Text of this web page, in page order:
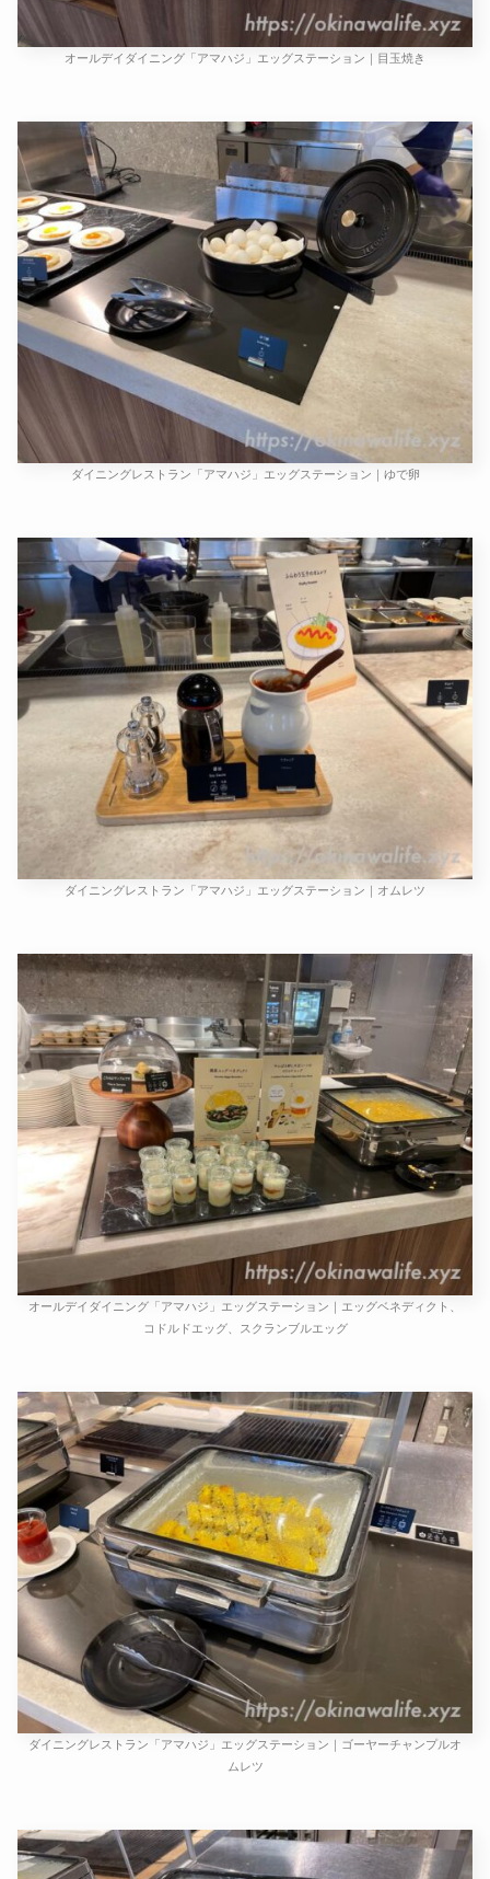
オールデイダイニング「アマハジ」エッグステーション｜目玉焼き
ダイニングレストラン「アマハジ」エッグステーション｜ゆで卵
ダイニングレストラン「アマハジ」エッグステーション｜オムレツ
オールデイダイニング「アマハジ」エッグステーション｜エッグベネディクト、
コドルドエッグ、スクランブルエッグ
ダイニングレストラン「アマハジ」エッグステーション｜ゴーヤーチャンプルオ
ムレツ